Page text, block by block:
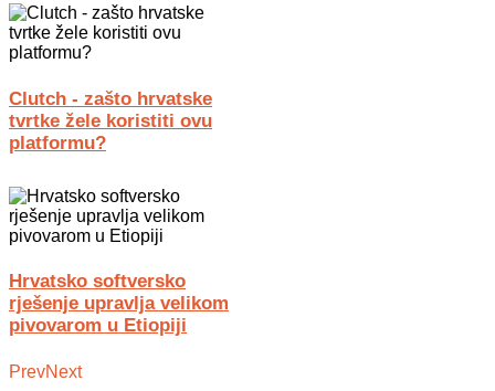
Clutch - zašto hrvatske
tvrtke žele koristiti ovu
platformu?
Hrvatsko softversko
rješenje upravlja velikom
pivovarom u Etiopiji
PrevNext